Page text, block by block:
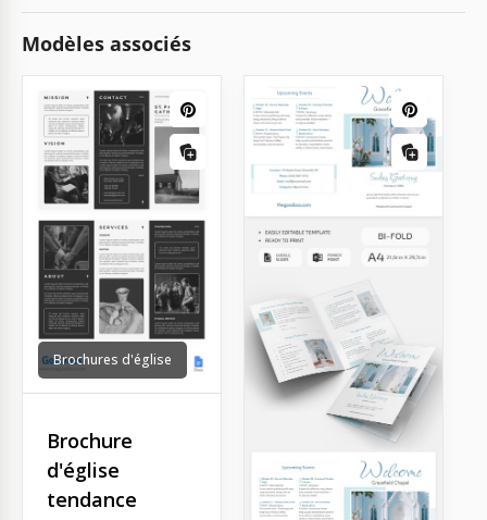
Modèles associés
Brochures d'église
Brochure
d'église
tendance